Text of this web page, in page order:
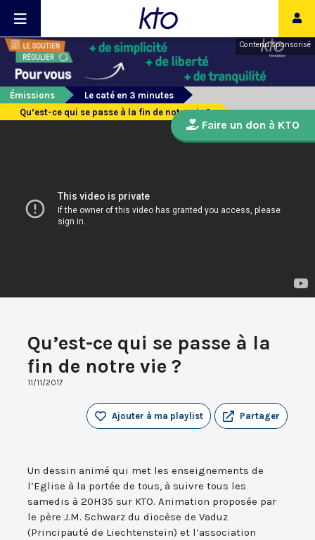
Contenu sponsorisé
Émissions
Le caté en 3 minutes
Qu’est-ce qui se passe à la fin de notre vie ?
Qu’est-ce qui se passe à la
fin de notre vie ?
11/11/2017
Partager
Ajouter à ma playlist
Un dessin animé qui met les enseignements de
l’Eglise à la portée de tous, à suivre tous les
samedis à 20H35 sur KTO. Animation proposée par
le père J.M. Schwarz du diocèse de Vaduz
(Principauté de Liechtenstein) et l’association
Faire un don à KTO